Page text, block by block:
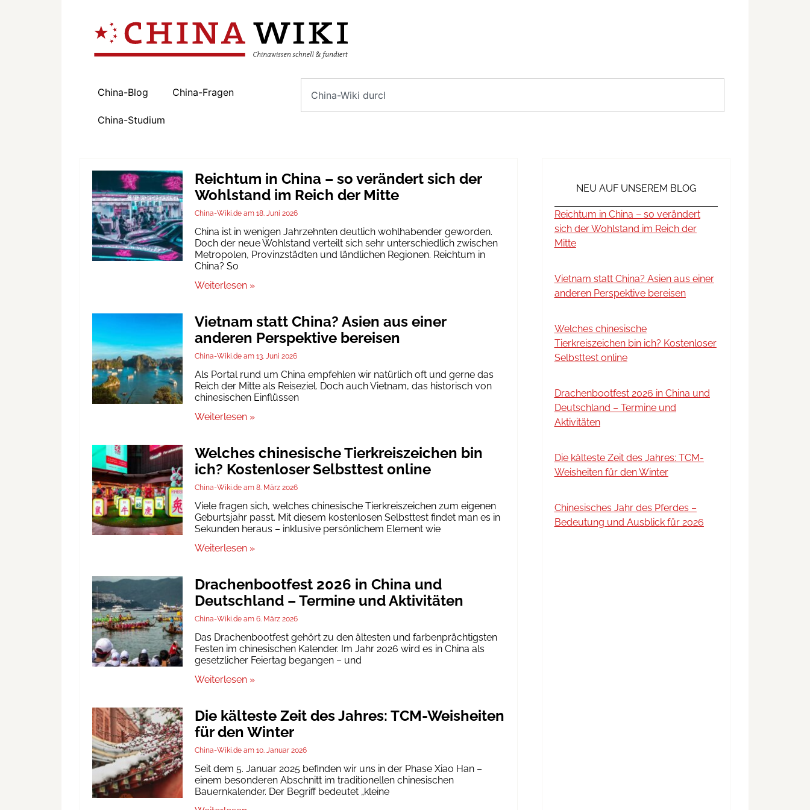
China-Blog China-Fragen
China-Studium
Reichtum in China – so verändert sich der
Wohlstand im Reich der Mitte
China-Wiki.de 18. Juni 2026
China ist in wenigen Jahrzehnten deutlich wohlhabender geworden.
Doch der neue Wohlstand verteilt sich sehr unterschiedlich zwischen
Metropolen, Provinzstädten und ländlichen Regionen. Reichtum in
China? So
Weiterlesen »
Vietnam statt China? Asien aus einer
anderen Perspektive bereisen
China-Wiki.de 13. Juni 2026
Als Portal rund um China empfehlen wir natürlich oft und gerne das
Reich der Mitte als Reiseziel. Doch auch Vietnam, das historisch von
chinesischen Einflüssen
Weiterlesen »
Welches chinesische Tierkreiszeichen bin
ich? Kostenloser Selbsttest online
China-Wiki.de 8. März 2026
Viele fragen sich, welches chinesische Tierkreiszeichen zum eigenen
Geburtsjahr passt. Mit diesem kostenlosen Selbsttest findet man es in
Sekunden heraus – inklusive persönlichem Element wie
Weiterlesen »
Drachenbootfest 2026 in China und
Deutschland – Termine und Aktivitäten
China-Wiki.de 6. März 2026
Das Drachenbootfest gehört zu den ältesten und farbenprächtigsten
Festen im chinesischen Kalender. Im Jahr 2026 wird es in China als
gesetzlicher Feiertag begangen – und
Weiterlesen »
Die kälteste Zeit des Jahres: TCM-Weisheiten
für den Winter
China-Wiki.de 10. Januar 2026
Seit dem 5. Januar 2025 befinden wir uns in der Phase Xiao Han –
einem besonderen Abschnitt im traditionellen chinesischen
Bauernkalender. Der Begriff bedeutet „kleine
NEU AUF UNSEREM BLOG
Reichtum in China – so verändert
sich der Wohlstand im Reich der
Mitte
Vietnam statt China? Asien aus einer
anderen Perspektive bereisen
Welches chinesische
Tierkreiszeichen bin ich? Kostenloser
Selbsttest online
Drachenbootfest 2026 in China und
Deutschland – Termine und
Aktivitäten
Die kälteste Zeit des Jahres: TCM-
Weisheiten für den Winter
Chinesisches Jahr des Pferdes –
Bedeutung und Ausblick für 2026